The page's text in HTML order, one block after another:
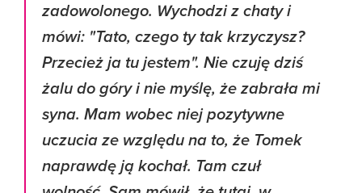
zadowolonego. Wychodzi z chaty i
mówi: "Tato, czego ty tak krzyczysz?
Przecież ja tu jestem". Nie czuję dziś
żalu do góry i nie myślę, że zabrała mi
syna. Mam wobec niej pozytywne
uczucia ze względu na to, że Tomek
naprawdę ją kochał. Tam czuł